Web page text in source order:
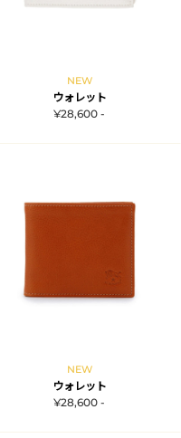
NEW
ウォレット
¥28,600 -
NEW
ウォレット
¥28,600 -